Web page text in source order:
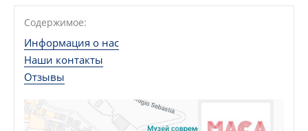
КЕМПИНГ
КОМАРКИ (РАЙОНЫ)
РЕЦЕПТЫ
ПРЕДЛОЖЕНИЯ
УСЛУГИ
Содержимое:
Информация о нас
Наши контакты
Отзывы